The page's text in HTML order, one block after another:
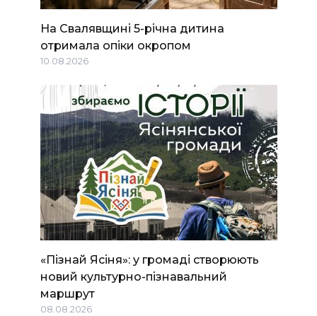
На Свалявщині 5-річна дитина
отримала опіки окропом
10.08.2026
«Пізнай Ясіня»: у громаді створюють
новий культурно-пізнавальний
маршрут
08.08.2026